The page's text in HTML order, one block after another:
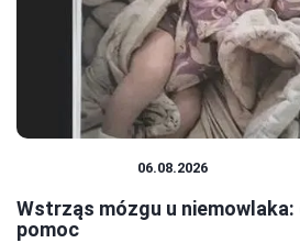
06.08.2026
Wstrząs mózgu u niemowlaka:
pomoc